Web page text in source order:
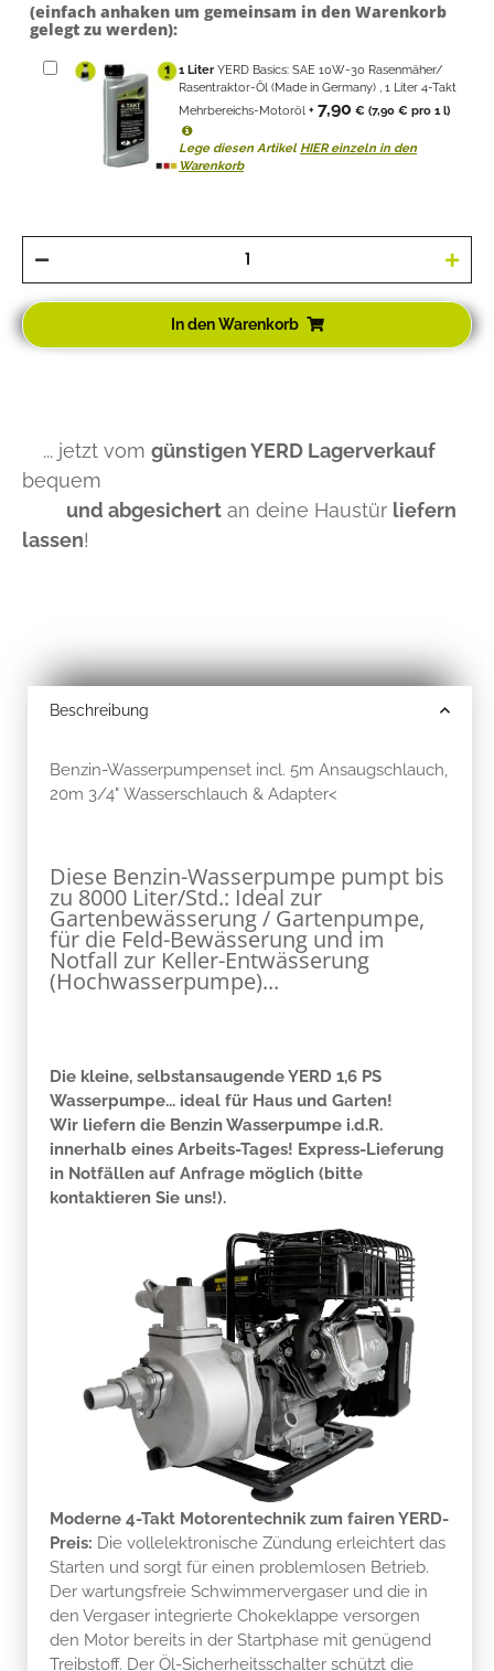
1LiterYERD Basics: SAE 10W-30 Rasenmäher/
Lege diesen ArtikelHIER einzeln in den
Warenkorb
In den Warenkorb
und abgesichertan deine Haustürliefern
lassen!
Benzin-Wasserpumpenset incl. 5m Ansaugschlauch,
Gartenbewässerung / Gartenpumpe,
für die Feld-Bewässerung und im
Notfall zur Keller-Entwässerung
(Hochwasserpumpe)...
Wir liefern die Benzin Wasserpumpe i.d.R.
innerhalb eines Arbeits-Tages! Express-Lieferung
in Notfällen auf Anfrage möglich (bitte
kontaktieren Sie uns!).
Moderne 4-Takt Motorentechnik zum fairen YERD-
Die vollelektronische Zündung erleichtert das
Starten und sorgt für einen problemlosen Betrieb.
Der wartungsfreie Schwimmervergaser und die in
den Vergaser integrierte Chokeklappe versorgen
den Motor bereits in der Startphase mit genügend
Treibstoff. Der Öl-Sicherheitsschalter schützt die
moderne 4-takt Wasserpumpe bei fehlendem Öl
oder zu geringem Ölstand und deaktiviert